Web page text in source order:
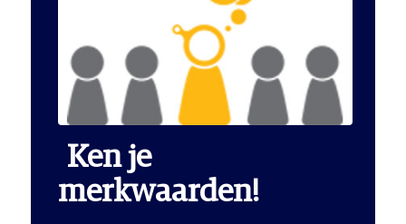
Ken je
merkwaarden!